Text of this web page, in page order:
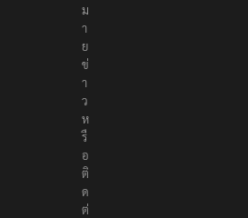
ห
ม
า
ย
ข่
า
ว
ห
รื
อ
ติ
ด